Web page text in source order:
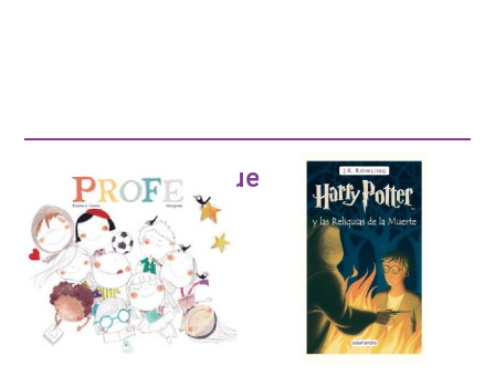
Artículos que pueden interesarte